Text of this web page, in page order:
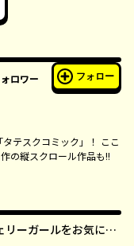
ロワー フォロー
テスクコミック」！ ここ
の縦スクロール作品も!!
リーガールをお気に召